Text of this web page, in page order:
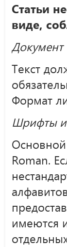
Статьи
виде,
Документ
Текст
Формат
Шрифты и
Roman.
имеются